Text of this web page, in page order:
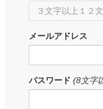
メールアドレス
パスワード (8文字